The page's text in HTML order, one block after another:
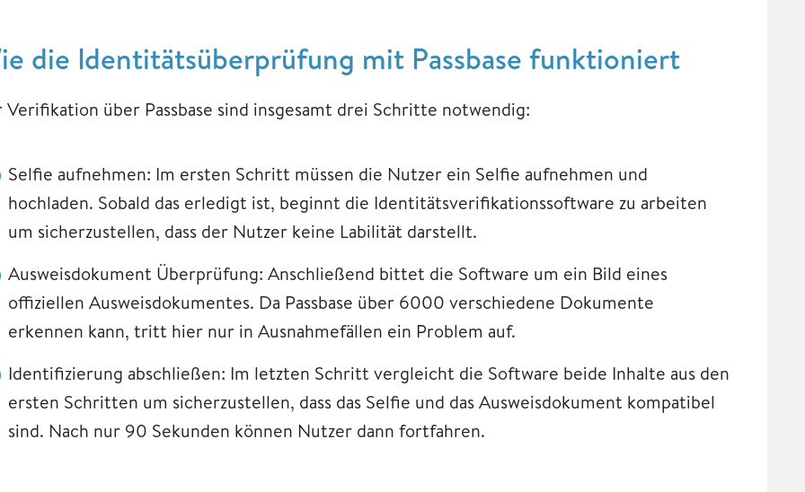
die Identitätsüberprüfung mit Passbase funktioniert
Verifikation über Passbase sind insgesamt drei Schritte notwendig:
Selfie aufnehmen: Im ersten Schritt müssen die Nutzer ein Selfie aufnehmen und
hochladen. Sobald das erledigt ist, beginnt die Identitätsverifikationssoftware zu arbeiten
um sicherzustellen, dass der Nutzer keine Labilität darstellt.
Ausweisdokument Überprüfung: Anschließend bittet die Software um ein Bild eines
offiziellen Ausweisdokumentes. Da Passbase über 6000 verschiedene Dokumente
erkennen kann, tritt hier nur in Ausnahmefällen ein Problem auf.
Identifizierung abschließen: Im letzten Schritt vergleicht die Software beide Inhalte aus den
ersten Schritten um sicherzustellen, dass das Selfie und das Ausweisdokument kompatibel
sind. Nach nur 90 Sekunden können Nutzer dann fortfahren.